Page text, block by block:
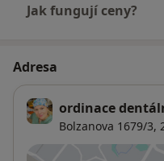
Jak fungují ceny?
Adresa
ordinace
Bolzanova 1679/3,